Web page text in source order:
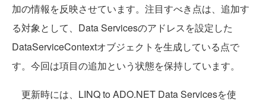
加の情報を反映させています。注目すべき点は、追加す
る対象として、Data Servicesのアドレスを設定した
DataServiceContextオブジェクトを生成している点で
す。今回は項目の追加という状態を保持しています。
更新時には、LINQ to ADO.NET Data Servicesを使